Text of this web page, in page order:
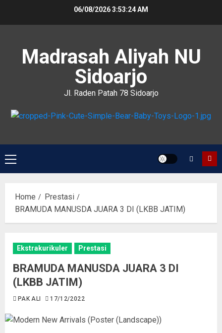
06/08/20263:53:24 AM
Madrasah Aliyah NU
Sidoarjo
Jl. Raden Patah 78 Sidoarjo
Home
Prestasi
BRAMUDA MANUSDA JUARA 3 DI (LKBB JATIM)
Ekstrakurikuler Prestasi
BRAMUDA MANUSDA JUARA 3 DI
(LKBB JATIM)
PAK ALI 17/12/2022